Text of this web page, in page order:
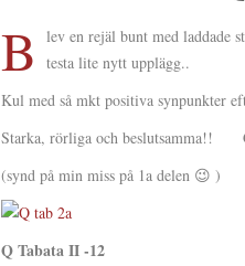
B
lev en rejäl bunt med laddade
testa lite nytt upplägg..
Kul med så mkt positiva synpunkter
Starka, rörliga och beslutsamma!!
(synd på min miss på 1a delen 😉 )
Q Tabata II -12